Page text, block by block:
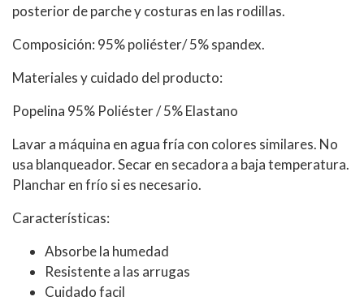
posterior de parche y costuras en las rodillas.
Composición: 95% poliéster/ 5% spandex.
Materiales y cuidado del producto:
Popelina 95% Poliéster / 5% Elastano
Lavar a máquina en agua fría con colores similares. No
usa blanqueador. Secar en secadora a baja temperatura.
Planchar en frío si es necesario.
Características:
Absorbe la humedad
Resistente a las arrugas
Cuidado facil